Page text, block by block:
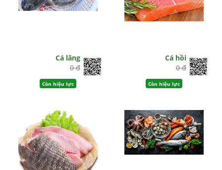
Cá lăng
0 đ
Còn hiệu lực
Cá hồi
0 đ
Còn hiệu lực